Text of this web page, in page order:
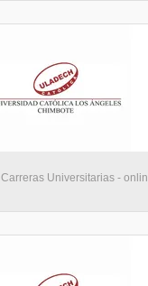
Carreras Universitarias -